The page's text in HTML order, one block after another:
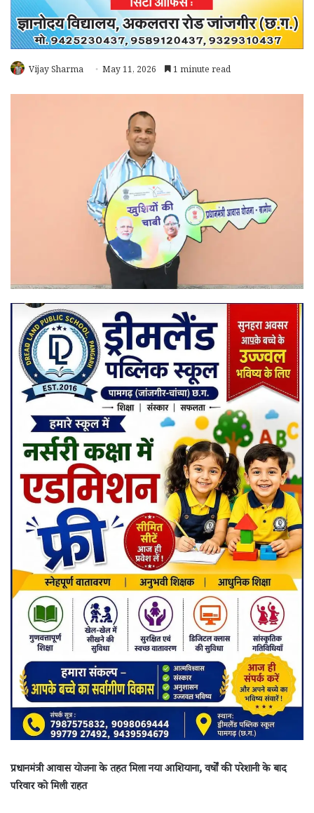
Vijay Sharma May 11, 2026 1 minute read
प्रधानमंत्री आवास योजना के तहत मिला नया आशियाना, वर्षों की परेशानी के बाद
परिवार को मिली राहत